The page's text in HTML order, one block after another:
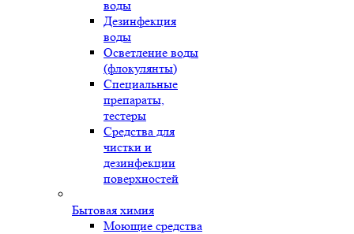
воды
Дезинфекция
воды
Осветление воды
(флокулянты)
Специальные
препараты,
тестеры
Средства для
чистки и
дезинфекции
поверхностей
Бытовая химия
Моющие средства